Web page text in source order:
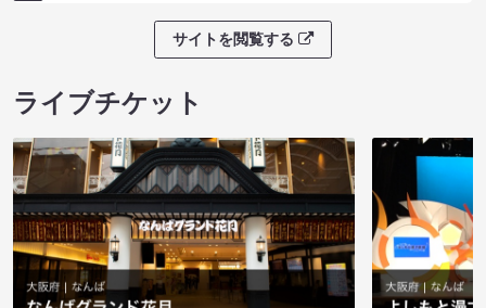
サイトを閲覧する
ライブチケット